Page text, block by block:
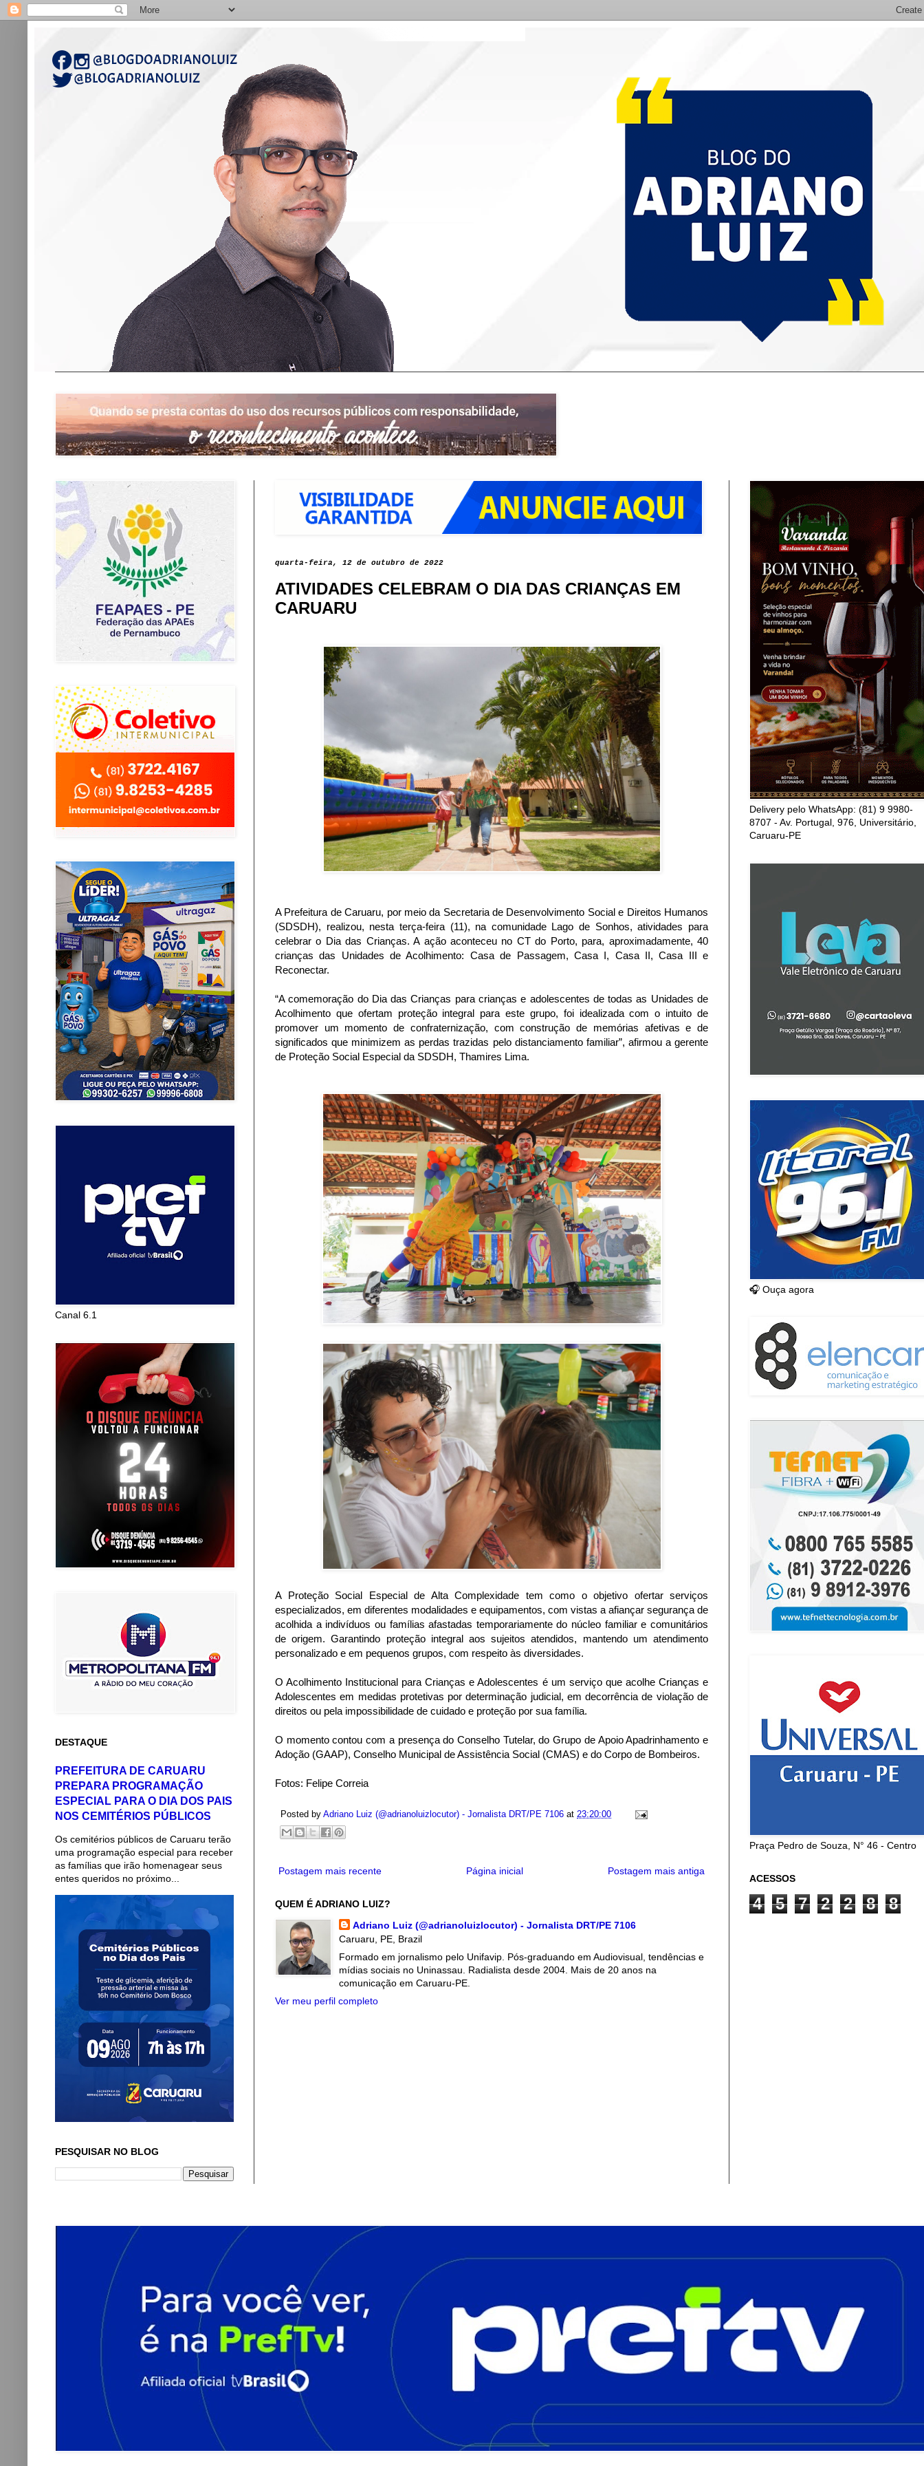
quarta-feira, 12 de outubro de 2022
ATIVIDADES CELEBRAM O DIA DAS CRIANÇAS EM
CARUARU
A Prefeitura de Caruaru, por meio da Secretaria de Desenvolvimento Social e Direitos Humanos
(SDSDH), realizou, nesta terça-feira (11), na comunidade Lago de Sonhos, atividades para
celebrar o Dia das Crianças. A ação aconteceu no CT do Porto, para, aproximadamente, 40
crianças das Unidades de Acolhimento: Casa de Passagem, Casa I, Casa II, Casa III e
Reconectar.
“A comemoração do Dia das Crianças para crianças e adolescentes de todas as Unidades de
Acolhimento que ofertam proteção integral para este grupo, foi idealizada com o intuito de
promover um momento de confraternização, com construção de memórias afetivas e de
significados que minimizem as perdas trazidas pelo distanciamento familiar”, afirmou a gerente
de Proteção Social Especial da SDSDH, Thamires Lima.
A Proteção Social Especial de Alta Complexidade tem como o objetivo ofertar serviços
especializados, em diferentes modalidades e equipamentos, com vistas a afiançar segurança de
acolhida a indivíduos ou famílias afastadas temporariamente do núcleo familiar e comunitários
de origem. Garantindo proteção integral aos sujeitos atendidos, mantendo um atendimento
personalizado e em pequenos grupos, com respeito às diversidades.
O Acolhimento Institucional para Crianças e Adolescentes é um serviço que acolhe Crianças e
Adolescentes em medidas protetivas por determinação judicial, em decorrência de violação de
direitos ou pela impossibilidade de cuidado e proteção por sua família.
O momento contou com a presença do Conselho Tutelar, do Grupo de Apoio Apadrinhamento e
Adoção (GAAP), Conselho Municipal de Assistência Social (CMAS) e do Corpo de Bombeiros.
Fotos: Felipe Correia
Posted by Adriano Luiz (@adrianoluizlocutor) - Jornalista DRT/PE 7106 at 23:20:00
Postagem mais recente Postagem mais antiga
Página inicial
QUEM É ADRIANO LUIZ?
Adriano Luiz (@adrianoluizlocutor) - Jornalista DRT/PE 7106
Caruaru, PE, Brazil
Formado em jornalismo pelo Unifavip. Pós-graduando em Audiovisual, tendências e
mídias sociais no Uninassau. Radialista desde 2004. Mais de 20 anos na
comunicação em Caruaru-PE.
Ver meu perfil completo
Canal 6.1
DESTAQUE
PREFEITURA DE CARUARU
PREPARA PROGRAMAÇÃO
ESPECIAL PARA O DIA DOS PAIS
NOS CEMITÉRIOS PÚBLICOS
Os cemitérios públicos de Caruaru terão
uma programação especial para receber
as famílias que irão homenagear seus
entes queridos no próximo...
PESQUISAR NO BLOG
Delivery pelo WhatsApp: (81) 9 9980-
8707 - Av. Portugal, 976, Universitário,
Caruaru-PE
🎧 Ouça agora
Praça Pedro de Souza, N° 46 - Centro
ACESSOS
4 5 7 2 2 8 8